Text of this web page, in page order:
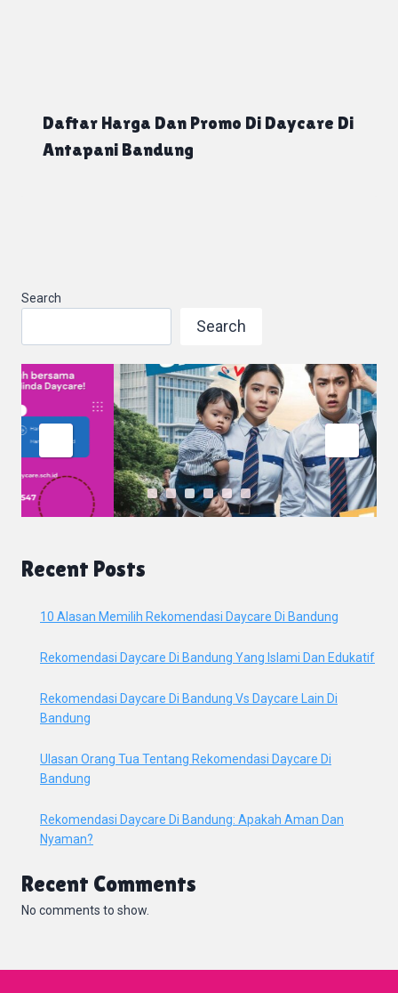
Daftar Harga Dan Promo Di Daycare Di
Antapani Bandung
Search
Search
Recent Posts
10 Alasan Memilih Rekomendasi Daycare Di Bandung
Rekomendasi Daycare Di Bandung Yang Islami Dan Edukatif
Rekomendasi Daycare Di Bandung Vs Daycare Lain Di
Bandung
Ulasan Orang Tua Tentang Rekomendasi Daycare Di
Bandung
Rekomendasi Daycare Di Bandung: Apakah Aman Dan
Nyaman?
Recent Comments
No comments to show.